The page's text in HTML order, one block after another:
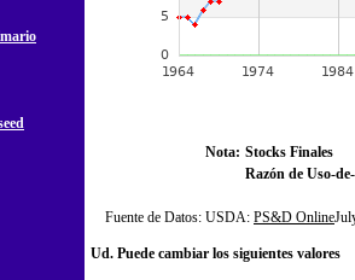
Nota: Stocks Finales
Razón de Uso-
Fuente de Datos: USDA: PS&D Online
Ud. Puede cambiar los siguientes valores